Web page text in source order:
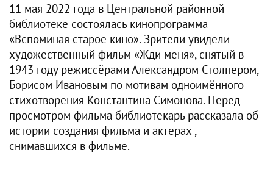
11 мая 2022 года в Центральной районной
библиотеке состоялась кинопрограмма
«Вспоминая старое кино». Зрители увидели
художественный фильм «Жди меня», снятый в
1943 году режиссёрами Александром Столпером,
Борисом Ивановым по мотивам одноимённого
стихотворения Константина Симонова. Перед
просмотром фильма библиотекарь рассказала об
истории создания фильма и актерах ,
снимавшихся в фильме.